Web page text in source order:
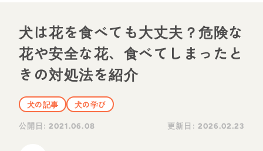
犬は花を食べても大丈夫？危険な
花や安全な花、食べてしまったと
きの対処法を紹介
犬の記事
犬の学び
公開日:2021.06.08 更新日: 2026.02.23